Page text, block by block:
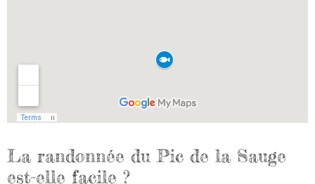
La randonnée du Pic de la Sauge
est-elle facile ?